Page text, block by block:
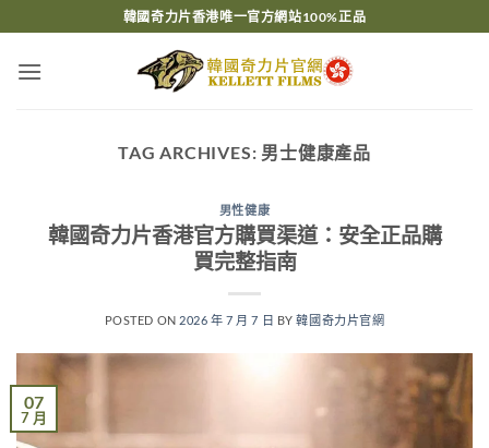
to
content
韓國奇力片香港唯一官方網站100%正品
TAG ARCHIVES: 男士健康產品
男性健康
韓國奇力片香港官方購買渠道：安全正品購
買完整指南
POSTED ON 2026 年 7 月 7 日 BY韓國奇力片官網
07
7 月